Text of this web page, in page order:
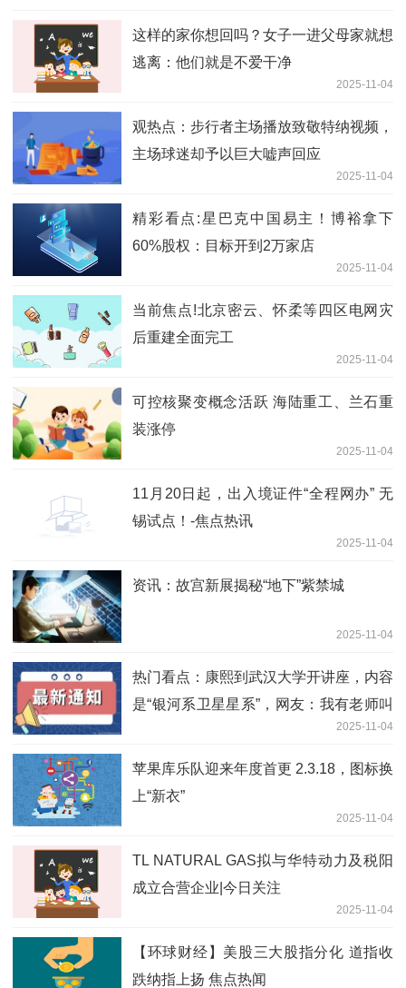
这样的家你想回吗？女子一进父母家就想
逃离：他们就是不爱干净
2025-11-04
观热点：步行者主场播放致敬特纳视频，
主场球迷却予以巨大嘘声回应
2025-11-04
精彩看点:星巴克中国易主！博裕拿下
60%股权：目标开到2万家店
2025-11-04
当前焦点!北京密云、怀柔等四区电网灾
后重建全面完工
2025-11-04
可控核聚变概念活跃 海陆重工、兰石重
装涨停
2025-11-04
11月20日起，出入境证件“全程网办” 无
锡试点！-焦点热讯
2025-11-04
资讯：故宫新展揭秘“地下”紫禁城
2025-11-04
热门看点：康熙到武汉大学开讲座，内容
是“银河系卫星星系”，网友：我有老师叫
2025-11-04
苹果库乐队迎来年度首更 2.3.18，图标换
上“新衣”
2025-11-04
TL NATURAL GAS拟与华特动力及税阳
成立合营企业|今日关注
2025-11-04
【环球财经】美股三大股指分化 道指收
跌纳指上扬 焦点热闻